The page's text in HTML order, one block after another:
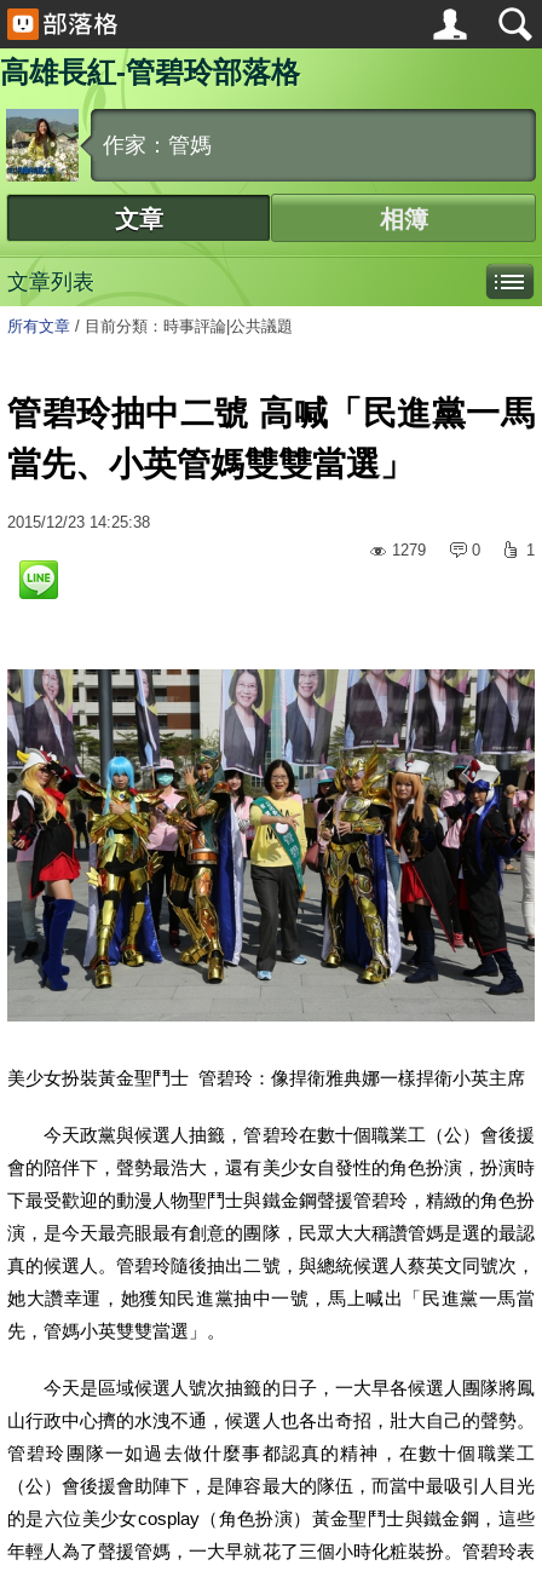
高雄長紅-管碧玲部落格
作家：管媽
文章 相簿
文章列表
所有文章 / 目前分類：時事評論|公共議題
管碧玲抽中二號 高喊「民進黨一馬
當先、小英管媽雙雙當選」
2015/12/23 14:25:38
1279
0 1
美少女扮裝黃金聖鬥士 管碧玲：像捍衛雅典娜一樣捍衛小英主席
今天政黨與候選人抽籤，管碧玲在數十個職業工（公）會後援
會的陪伴下，聲勢最浩大，還有美少女自發性的角色扮演，扮演時
下最受歡迎的動漫人物聖鬥士與鐵金鋼聲援管碧玲，精緻的角色扮
演，是今天最亮眼最有創意的團隊，民眾大大稱讚管媽是選的最認
真的候選人。管碧玲隨後抽出二號，與總統候選人蔡英文同號次，
她大讚幸運，她獲知民進黨抽中一號，馬上喊出「民進黨一馬當
先，管媽小英雙雙當選」。
今天是區域候選人號次抽籤的日子，一大早各候選人團隊將鳳
山行政中心擠的水洩不通，候選人也各出奇招，壯大自己的聲勢。
管碧玲團隊一如過去做什麼事都認真的精神，在數十個職業工
（公）會後援會助陣下，是陣容最大的隊伍，而當中最吸引人目光
的是六位美少女cosplay（角色扮演）黃金聖鬥士與鐵金鋼，這些
年輕人為了聲援管媽，一大早就花了三個小時化粧裝扮。管碧玲表